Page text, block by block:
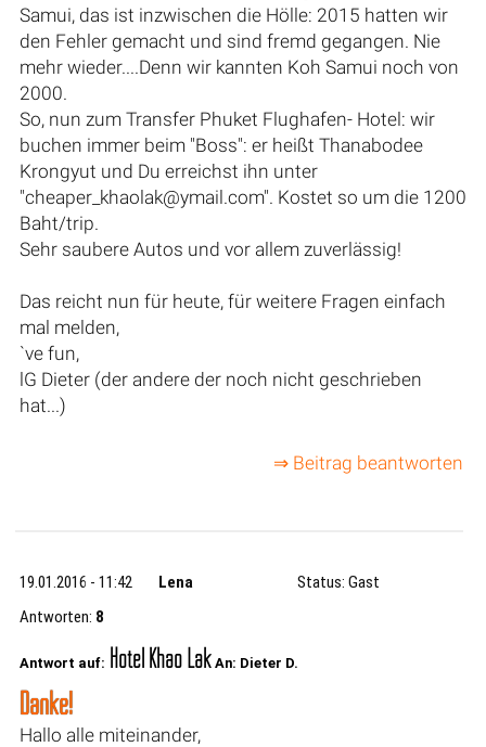
Samui, das ist inzwischen die Hölle: 2015 hatten wir
den Fehler gemacht und sind fremd gegangen. Nie
mehr wieder....Denn wir kannten Koh Samui noch von
2000.
So, nun zum Transfer Phuket Flughafen- Hotel: wir
buchen immer beim "Boss": er heißt Thanabodee
Krongyut und Du erreichst ihn unter
"cheaper_khaolak@ymail.com". Kostet so um die 1200
Baht/trip.
Sehr saubere Autos und vor allem zuverlässig!
Das reicht nun für heute, für weitere Fragen einfach
mal melden,
`ve fun,
lG Dieter (der andere der noch nicht geschrieben
hat...)
⇒ Beitrag beantworten
19.01.2016 - 11:42 Lena
Status: Gast
Antworten: 8
Antwort auf: Hotel Khao Lak An: Dieter D.
Danke!
Hallo alle miteinander,